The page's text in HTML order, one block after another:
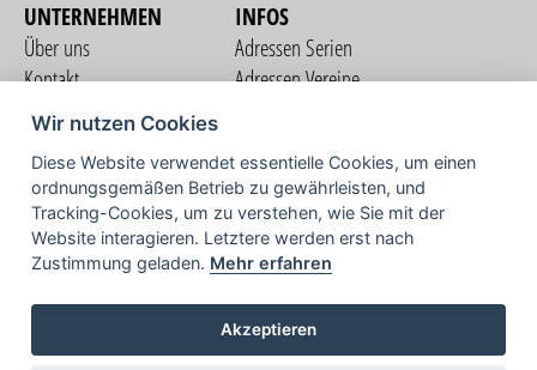
UNTERNEHMEN
Über uns
Kontakt
Nutzungsbedingungen
Datenschutzerklärung
Impressum
INFOS
Adressen Serien
Adressen Vereine
COMMUNITY
TV
Wir nutzen Cookies
Diese Website verwendet essentielle Cookies, um einen
ordnungsgemäßen Betrieb zu gewährleisten, und
Tracking-Cookies, um zu verstehen, wie Sie mit der
Website interagieren. Letztere werden erst nach
Zustimmung geladen. Mehr erfahren
Akzeptieren